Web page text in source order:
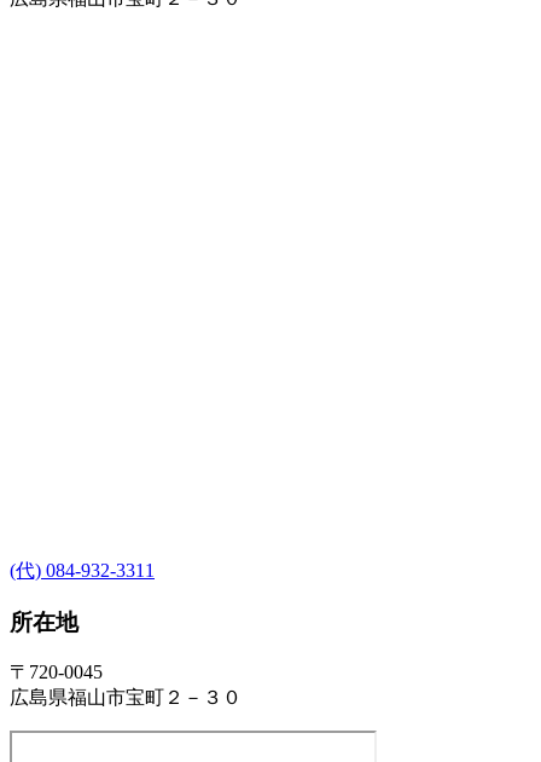
(代) 084-932-3311
所在地
〒720-0045
広島県福山市宝町２－３０